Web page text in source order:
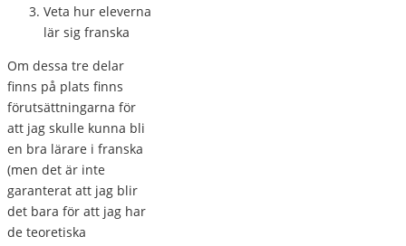
Veta hur eleverna
lär sig franska
Om dessa tre delar
finns på plats finns
förutsättningarna för
att jag skulle kunna bli
en bra lärare i franska
(men det är inte
garanterat att jag blir
det bara för att jag har
de teoretiska